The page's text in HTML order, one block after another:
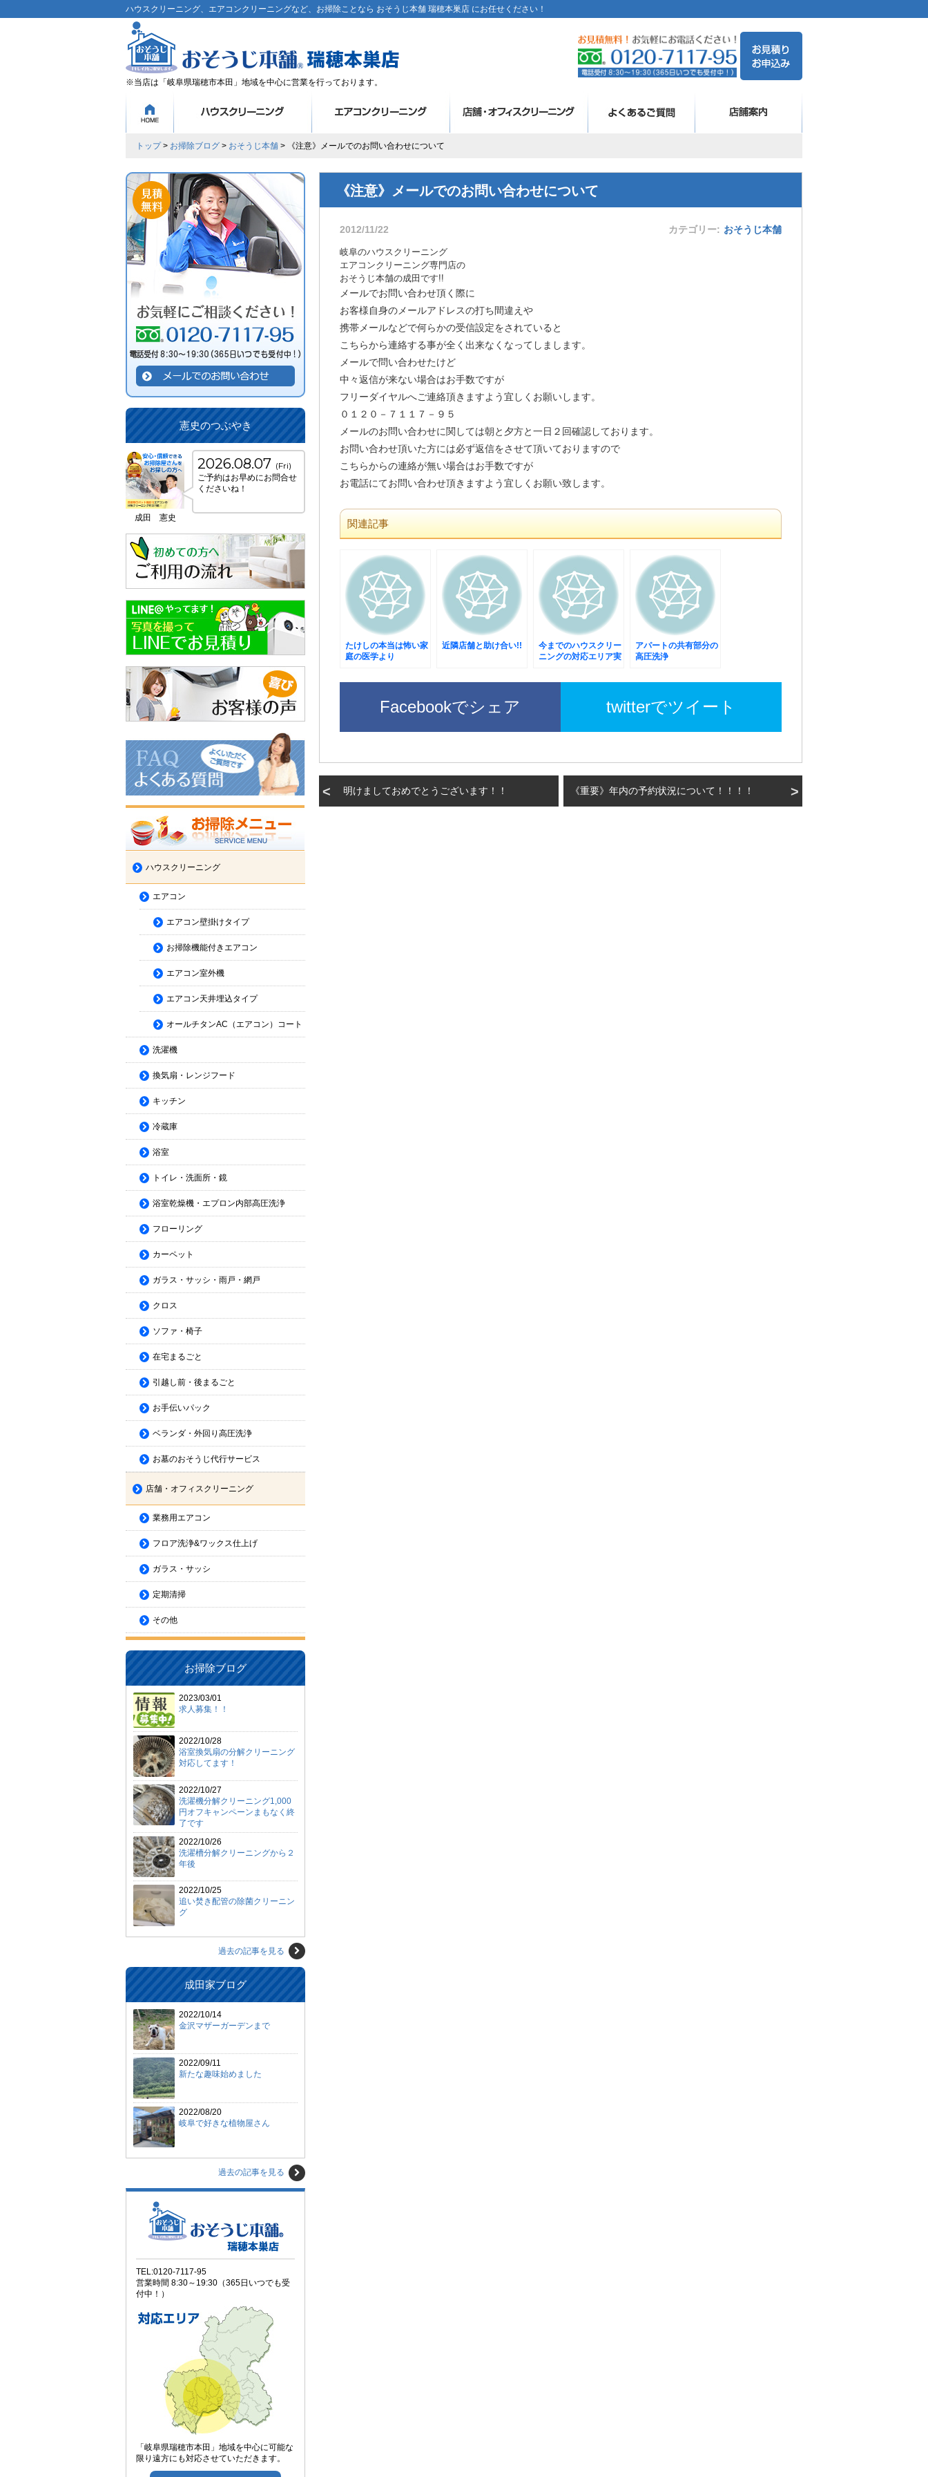
ハウスクリーニング、エアコンクリーニングなど、お掃除ことなら おそうじ本舗 瑞穂本巣店 にお任せください！
※当店は「岐阜県瑞穂市本田」地域を中心に営業を行っております。
トップ> お掃除ブログ > おそうじ本舗 > 《注意》メールでのお問い合わせについて
《注意》メールでのお問い合わせについて
2012/11/22 カテゴリー おそうじ本舗
岐阜のハウスクリーニング
エアコンクリーニング専門店の
おそうじ本舗の成田です!!
メールでお問い合わせ頂く際に
お客様自身のメールアドレスの打ち間違えや
携帯メールなどで何らかの受信設定をされていると
こちらから連絡する事が全く出来なくなってしまします。
メールで問い合わせたけど
中々返信が来ない場合はお手数ですが
フリーダイヤルへご連絡頂きますよう宜しくお願いします。
０１２０－７１１７－９５
メールのお問い合わせに関しては朝と夕方と一日２回確認しております。
お問い合わせ頂いた方には必ず返信をさせて頂いておりますので
こちらからの連絡が無い場合はお手数ですが
お電話にてお問い合わせ頂きますよう宜しくお願い致します。
関連記事
たけしの本当は怖い家
庭の医学より
近隣店舗と助け合い!!
今までのハウスクリー
ニングの対応エリア実
アパートの共有部分の
高圧洗浄
Facebookでシェア twitterでツイート
明けましておめでとうございます！！ 《重要》年内の予約状況について！！！！
憲史のつぶやき
成田 憲史
2026.08.07 (Fri)
ご予約はお早めにお問合せ
くださいね！
ハウスクリーニング
エアコン
エアコン壁掛けタイプ
お掃除機能付きエアコン
エアコン室外機
エアコン天井埋込タイプ
オールチタンAC（エアコン）コート
洗濯機
換気扇・レンジフード
キッチン
冷蔵庫
浴室
トイレ・洗面所・鏡
浴室乾燥機・エプロン内部高圧洗浄
フローリング
カーペット
ガラス・サッシ・雨戸・網戸
クロス
ソファ・椅子
在宅まるごと
引越し前・後まるごと
お手伝いパック
ベランダ・外回り高圧洗浄
お墓のおそうじ代行サービス
店舗・オフィスクリーニング
業務用エアコン
フロア洗浄&ワックス仕上げ
ガラス・サッシ
定期清掃
その他
お掃除ブログ
2023/03/01
求人募集！！
2022/10/28
浴室換気扇の分解クリーニング
対応してます！
2022/10/27
洗濯機分解クリーニング1,000
円オフキャンペーンまもなく終
了です
2022/10/26
洗濯槽分解クリーニングから２
年後
2022/10/25
追い焚き配管の除菌クリーニン
グ
過去の記事を見る
成田家ブログ
2022/10/14
金沢マザーガーデンまで
2022/09/11
新たな趣味始めました
2022/08/20
岐阜で好きな植物屋さん
過去の記事を見る
TEL:0120-7117-95
営業時間 8:30～19:30（365日いつでも受
付中！）
「岐阜県瑞穂市本田」地域を中心に可能な
限り遠方にも対応させていただきます。